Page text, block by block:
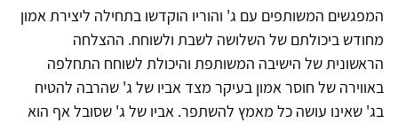
המפגשים המשותפים עם ג' והוריו הוקדשו בתחילה ליצירת אמון
מחודש ביכולתם של השלושה לשבת ולשוחח. ההצלחה
הראשונית של הישיבה המשותפת והיכולת לשוחח התחלפה
באווירה של חוסר אמון בעיקר מצד אביו של ג' שהרבה להטיח
בג' שאינו עושה כל מאמץ להשתפר. אביו של ג' שסובל אף הוא